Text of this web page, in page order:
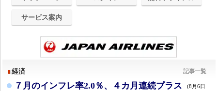
サービス案内
経済 記事一覧
７月のインフレ率2.0％、４カ月連続プラス (8月6日